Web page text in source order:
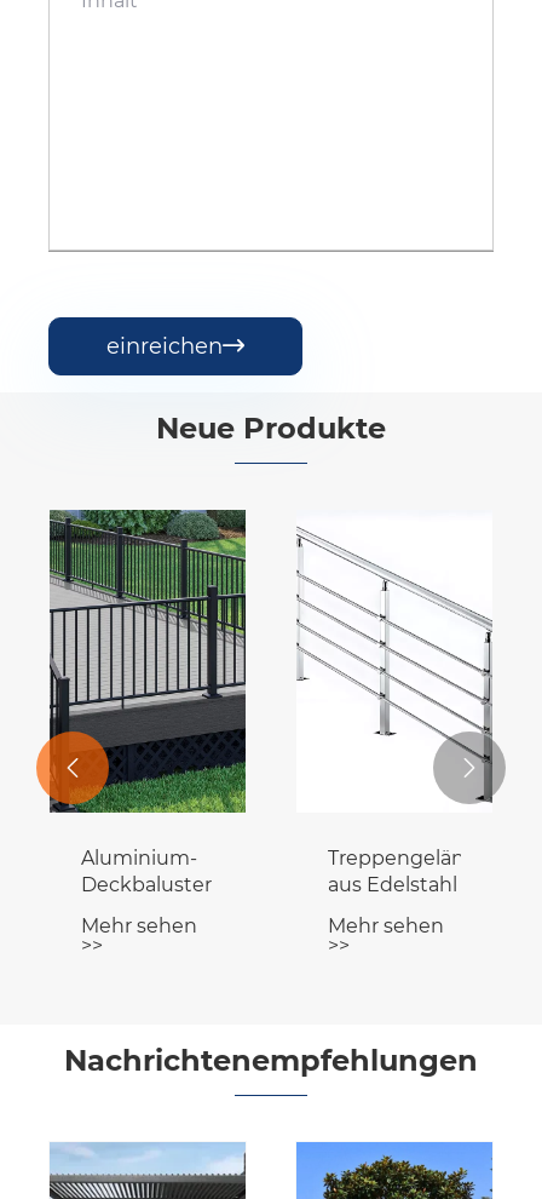
einreichen
Neue Produkte
Aluminium-
Deckbaluster
Mehr sehen
>>
Treppengeländer
aus Edelstahl
Mehr sehen
>>
 
Nachrichtenempfehlungen